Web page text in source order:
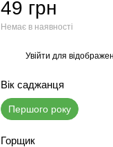
49 грн
Немає в наявності
Увійти для
Вік саджанця
Першого року
Горщик